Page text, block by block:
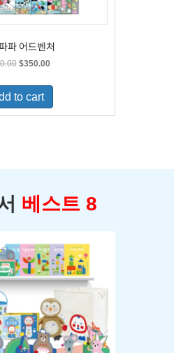
파 어드벤처
Original
was:
$400.00.
$350.00Current
is:
to cart
베스트 8